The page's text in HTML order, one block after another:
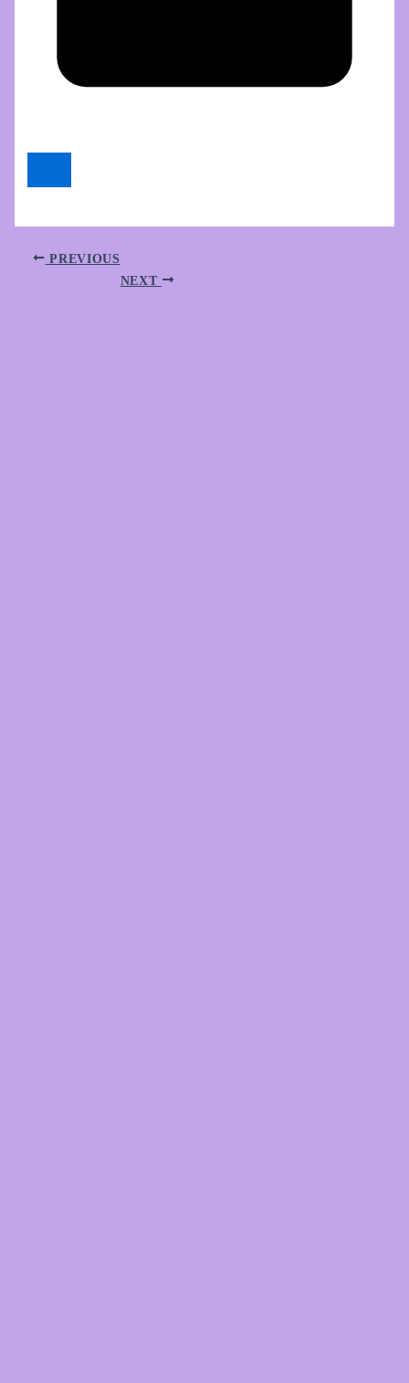
PREVIOUS
NEXT